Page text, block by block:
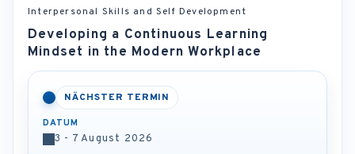
Interpersonal Skills and Self Development
Developing a Continuous Learning
Mindset in the Modern Workplace
NÄCHSTER TERMIN
DATUM
3 - 7 August 2026